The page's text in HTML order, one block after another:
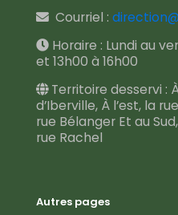
Courriel :
Horaire : Lundi au
et 13h00 à 16h00
Territoire desservi :
d’Iberville, À l’est, la
rue Bélanger Et au
rue Rachel
Autres pages